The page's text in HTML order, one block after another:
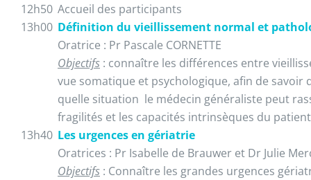
12h50 Accueil des participants
13h00 Définition du vieillissement normal et
Oratrice : Pr Pascale CORNETTE
Objectifs: connaître les différences entre
vue somatique et psychologique, afin de
quelle situation le médecin généraliste peut
fragilités et les capacités intrinsèques du
13h40 Les urgences en gériatrie
Oratrices : Pr Isabelle de Brauwer et Dr Julie
Objectifs: Connaître les grandes urgences